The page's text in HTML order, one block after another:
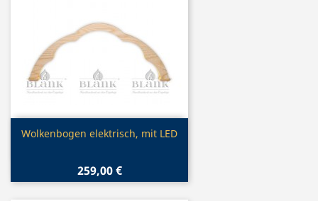
Vorschau
Wolkenbogen elektrisch, mit LED
259,00 €